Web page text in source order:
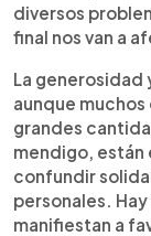
diversos
final nos van a
La generosidad
aunque
grandes
mendigo, están
confundir
personales.
manifiestan a